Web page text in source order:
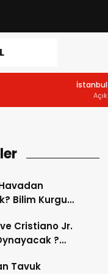
İstanbul
Açık
Bilim Kurgu
Cristiano Jr.
?
? Tavuk